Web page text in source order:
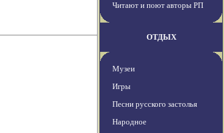
Читают и поют авторы РП
ОТДЫХ
Музеи
Игры
Песни русского застолья
Народное